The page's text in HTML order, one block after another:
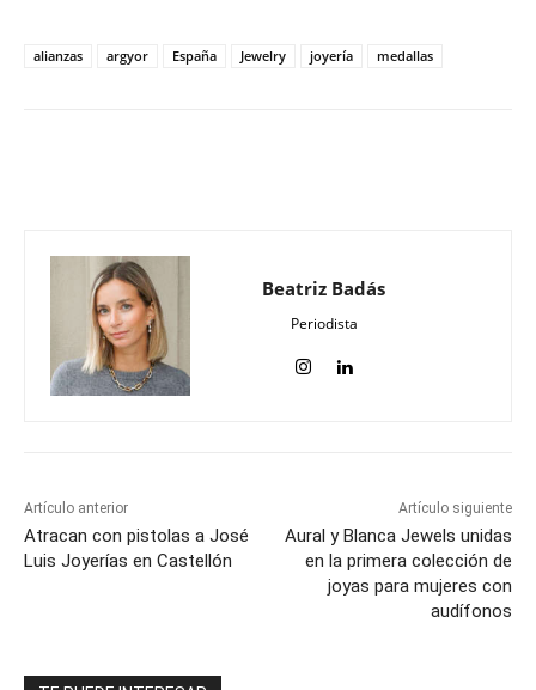
alianzas argyor España Jewelry joyería medallas
Beatriz Badás
Periodista
Artículo anterior
Atracan con pistolas a José
Luis Joyerías en Castellón
Artículo siguiente
Aural y Blanca Jewels unidas
en la primera colección de
joyas para mujeres con
audífonos